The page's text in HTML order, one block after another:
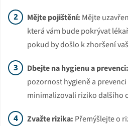
Mějte pojištění: Mějte
která vám bude pokrývat
pokud by došlo k zhoršení
Dbejte na hygienu a prevenci:
pozornost hygieně a
minimalizovali riziko dalšího
Zvažte rizika: Přemýšlejte o